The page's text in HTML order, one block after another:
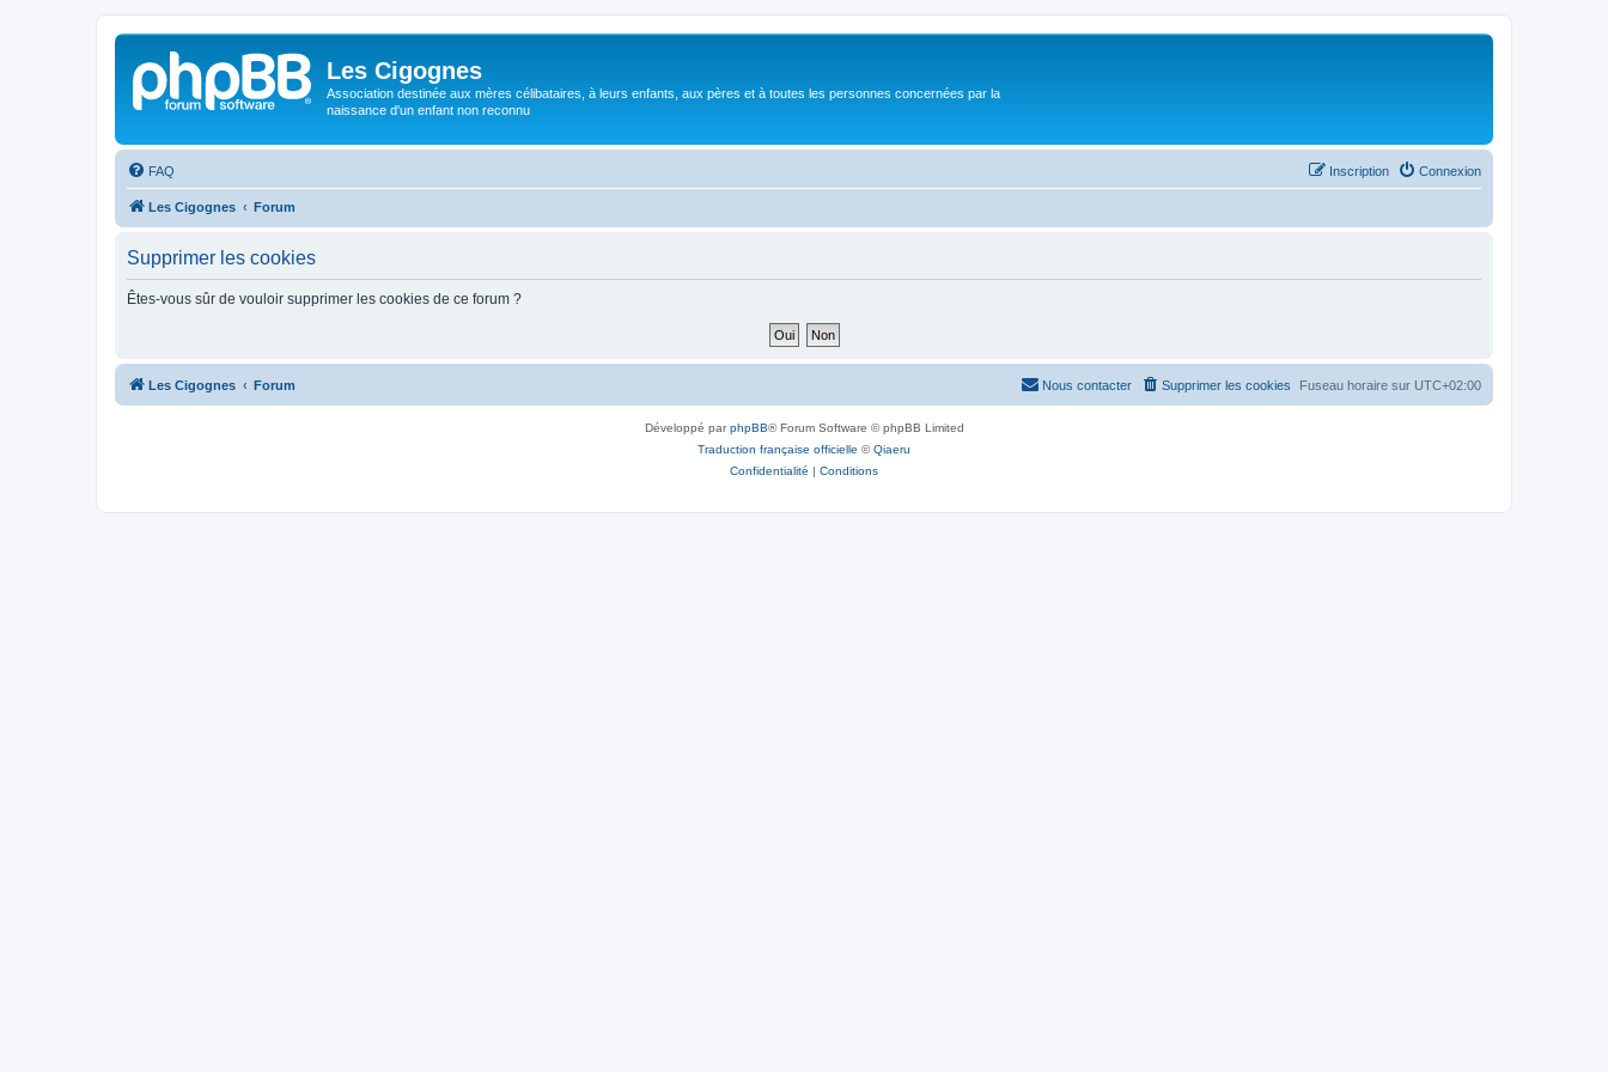
Les Cigognes
Association destinée aux mères célibataires, à leurs enfants, aux pères et à toutes les personnes concernées par la
naissance d'un enfant non reconnu
FAQ Connexion
Inscription
Les Cigognes Forum
Supprimer les cookies
Êtes-vous sûr de vouloir supprimer les cookies de ce forum ?
Les Cigognes Forum Fuseau horaire sur UTC+02:00
Supprimer les cookies
Nous contacter
Développé parphpBB® Forum Software © phpBB Limited
Traduction française officielle ©Qiaeru
Confidentialité | Conditions